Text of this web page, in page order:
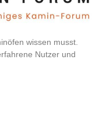
wissen musst.
Nutzer und